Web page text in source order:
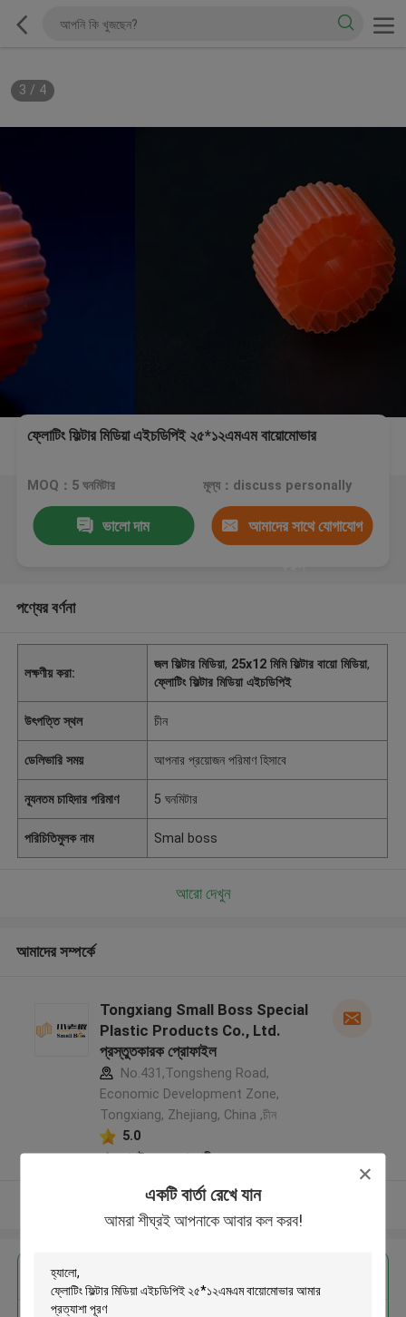
একটি বার্তা রেখে যান
আমরা শীঘ্রই আপনাকে আবার কল করব!
3 / 4
ফ্লোটিং ফিল্টার মিডিয়া এইচডিপিই ২৫*১২এমএম বায়োমোভার
MOQ：5 ঘনমিটার মূল্য：discuss personally
ভালো দাম আমাদের সাথে যোগাযোগ
পণ্যের বর্ণনা
লক্ষণীয় করা:
জল ফিল্টার মিডিয়া, 25x12 মিমি ফিল্টার বায়ো মিডিয়া,
ফ্লোটিং ফিল্টার মিডিয়া এইচডিপিই
উৎপত্তি স্থল চীন
ডেলিভারি সময় আপনার প্রয়োজন পরিমাণ হিসাবে
ন্যূনতম চাহিদার পরিমাণ 5 ঘনমিটার
পরিচিতিমুলক নাম Smal boss
আরো দেখুন
আমাদের সম্পর্কে
Tongxiang Small Boss Special
Plastic Products Co., Ltd.
প্রস্তুতকারক প্রোফাইল
No.431,Tongsheng Road,
Economic Development Zone,
Tongxiang, Zhejiang, China ,চীন
5.0
যাচাইকৃত সরবরাহকারী
আরো দেখুন